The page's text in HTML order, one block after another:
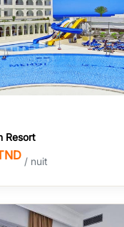
Resort
/ nuit